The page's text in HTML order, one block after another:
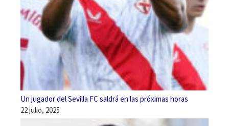
Un jugador del Sevilla FC saldrá en las próximas horas
22 julio, 2025